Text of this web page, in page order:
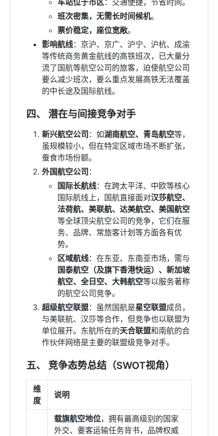
车站位于市区：交通便捷，节省时间。
班次密集，无需长时间候机。
票价稳定，座位宽敞。
影响航线：京沪、京广、沪宁、沪杭、成渝
等传统商务黄金航线的高铁班次，已大量分
流了国航等航空公司的旅客，迫使航空公司
要么减少班次，要么重点发展高铁无法覆盖
的中长途及国际航线。
四、 潜在与间接竞争对手
新兴航空公司 ：如湖南航空、青岛航空等，
虽规模较小，但在特定区域市场不断扩张，
蚕食市场份额。
外国航空公司 ：
国际长航线：在跨太平洋、中欧等核心
国际航线上，国航直接面对汉莎航空、
法荷航、美联航、达美航空、美国航空
等全球顶尖航空公司的竞争，它们在服
务、品牌、常旅客计划等方面各有优
势。
区域航线：在东亚、东南亚市场，需与
国泰航空（及旗下香港快运）、新加坡
航空、全日空、大韩航空等以服务著称
的航空公司竞争。
超级航空联盟：虽然国航是星空联盟成员，
与美联航、汉莎等合作，但竞争也以联盟为
单位展开。东航所在的天合联盟和南航的合
作伙伴网络是主要的联盟级竞争对手。
五、 竞争态势总结（SWOT视角）
维
度
说明
载旗航空地位，拥有最高级别的国家
外交、要客运输任务背书，品牌权威